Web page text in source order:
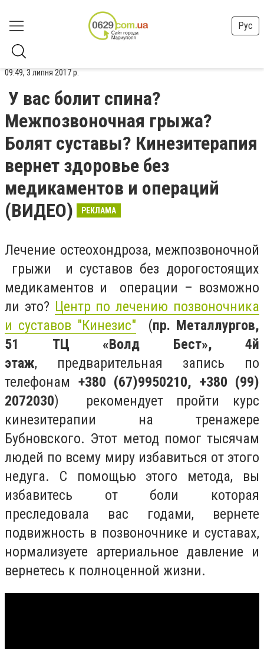
Рус
09:49, 3 липня 2017 р.
У вас болит спина?
Межпозвоночная грыжа?
Болят суставы? Кинезитерапия
вернет здоровье без
медикаментов и операций
(ВИДЕО)
РЕКЛАМА
Лечение остеохондроза, межпозвоночной
грыжи и суставов без дорогостоящих
медикаментов и операции – возможно
ли это? Центр по лечению позвоночника
и суставов "Кинезис" (пр. Металлургов,
51 ТЦ «Волд Бест», 4й
этаж, предварительная запись по
телефонам +380 (67)9950210, +380 (99)
2072030) рекомендует пройти курс
кинезитерапии на тренажере
Бубновского. Этот метод помог тысячам
людей по всему миру избавиться от этого
недуга. С помощью этого метода, вы
избавитесь от боли которая
преследовала вас годами, вернете
подвижность в позвоночнике и суставах,
нормализуете артериальное давление и
вернетесь к полноценной жизни.